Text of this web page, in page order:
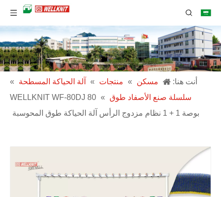
أنت هنا: مسكن » منتجات » آلة الحياكة المسطحة
»
سلسلة صنع الأصفاد طوق
»
WELLKNIT WF-80DJ 80
بوصة 1 + 1 نظام مزدوج الرأس آلة الحياكة طوق المحوسبة